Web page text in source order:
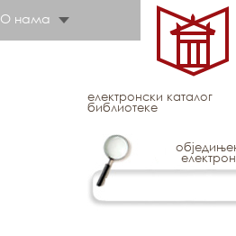
О нама
електронски каталог
библиотеке